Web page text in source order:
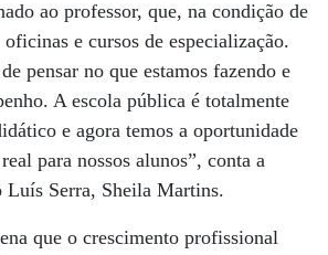
ao professor, que, na condição de
e cursos de especialização.
pensar no que estamos fazendo e
A escola pública é totalmente
e agora temos a oportunidade
para nossos alunos”, conta a
Luís Serra, Sheila Martins.
que o crescimento profissional